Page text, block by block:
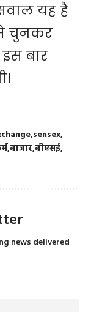
यह है
चुनकर
बार
sensex
बाजारबीएसई
news delivered